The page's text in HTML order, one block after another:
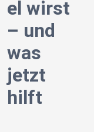
el wirst
– und
was
jetzt
hilft